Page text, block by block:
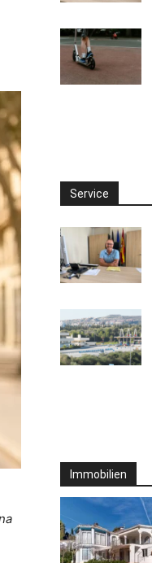
Service
Immobilien